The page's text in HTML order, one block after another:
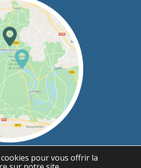
pour vous offrir la